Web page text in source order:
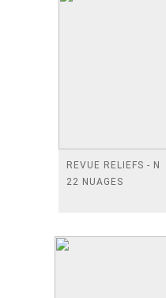
REVUE RELIEFS - N
22 NUAGES